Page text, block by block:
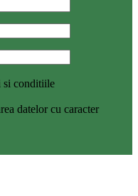
si conditiile
datelor cu caracter